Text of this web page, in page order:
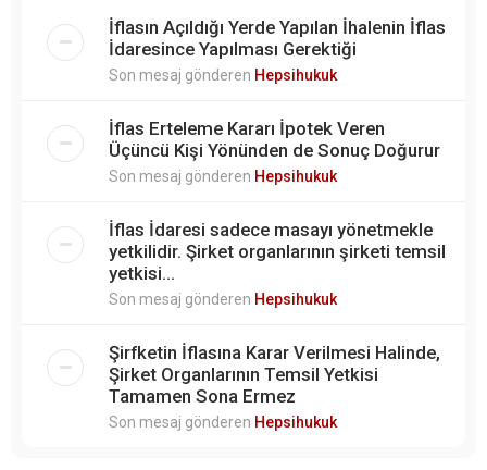
İflasın Açıldığı Yerde Yapılan İhalenin İflas
İdaresince Yapılması Gerektiği
Son mesaj gönderen Hepsihukuk
İflas Erteleme Kararı İpotek Veren
Üçüncü Kişi Yönünden de Sonuç Doğurur
Son mesaj gönderen Hepsihukuk
İflas İdaresi sadece masayı yönetmekle
yetkilidir. Şirket organlarının şirketi temsil
yetkisi...
Son mesaj gönderen Hepsihukuk
Şirfketin İflasına Karar Verilmesi Halinde,
Şirket Organlarının Temsil Yetkisi
Tamamen Sona Ermez
Son mesaj gönderen Hepsihukuk